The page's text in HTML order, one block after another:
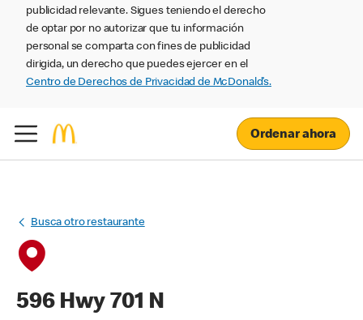
publicidad relevante. Sigues teniendo el derecho
de optar por no autorizar que tu información
personal se comparta con fines de publicidad
dirigida, un derecho que puedes ejercer en el
Centro de Derechos de Privacidad de McDonald’s.
Ordenar ahora
Busca otro restaurante
596 Hwy 701 N